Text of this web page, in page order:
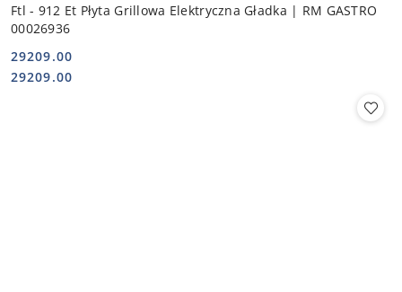
Ftl - 912 Et Płyta Grillowa Elektryczna Gładka | RM GASTRO
00026936
Cena:
29209.00
Cena:
29209.00